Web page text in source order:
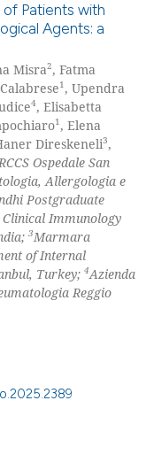
Patients with
Agents: a
Misra2, Fatma
1, Upendra
4, Elisabetta
1, Elena
Direskeneli3,
Ospedale San
Allergologia e
Postgraduate
Clinical Immunology
3Marmara
of Internal
Turkey;4Azienda
Reggio